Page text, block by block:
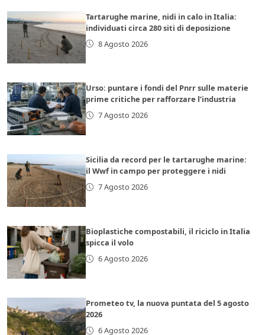
Tartarughe marine, nidi in calo in Italia:
individuati circa 280 siti di deposizione
8 Agosto 2026
Urso: puntare i fondi del Pnrr sulle materie
prime critiche per rafforzare l’industria
7 Agosto 2026
Sicilia da record per le tartarughe marine:
il Wwf in campo per proteggere i nidi
7 Agosto 2026
Bioplastiche compostabili, il riciclo in Italia
spicca il volo
6 Agosto 2026
Prometeo tv, la nuova puntata del 5 agosto
2026
6 Agosto 2026